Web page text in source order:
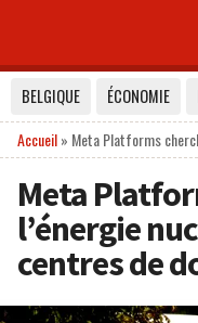
BELGIQUE ÉCONOMIE
Accueil» Meta Platforms
Meta
l’énergie
centres de